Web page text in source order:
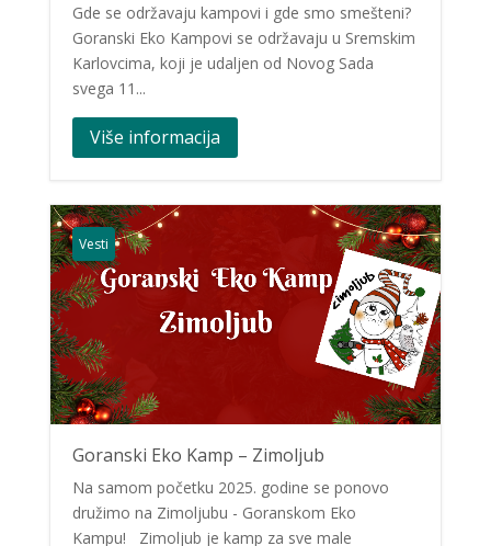
Gde se održavaju kampovi i gde smo smešteni?
Goranski Eko Kampovi se održavaju u Sremskim
Karlovcima, koji je udaljen od Novog Sada
svega 11...
Više informacija
Vesti
Goranski Eko Kamp – Zimoljub
Na samom početku 2025. godine se ponovo
družimo na Zimoljubu - Goranskom Eko
Kampu! Zimoljub je kamp za sve male